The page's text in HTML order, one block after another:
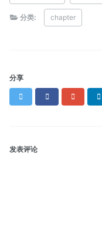
分类: chapter
分享
Twitter FacebookGoogle+
发表评论